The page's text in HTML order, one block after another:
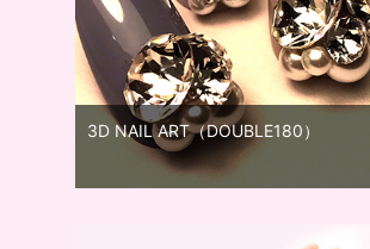
3D NAIL ART（DOUBLE180）